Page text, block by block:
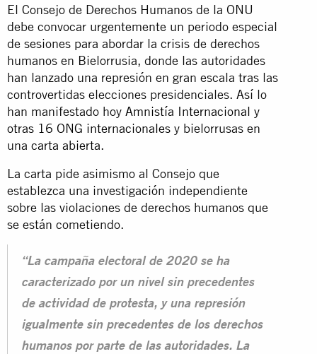
El Consejo de Derechos Humanos de la ONU
debe convocar urgentemente un periodo especial
de sesiones para abordar la crisis de derechos
humanos en Bielorrusia, donde las autoridades
han lanzado una represión en gran escala tras las
controvertidas elecciones presidenciales. Así lo
han manifestado hoy Amnistía Internacional y
otras 16 ONG internacionales y bielorrusas en
una carta abierta.
La carta pide asimismo al Consejo que
establezca una investigación independiente
sobre las violaciones de derechos humanos que
se están cometiendo.
“La campaña electoral de 2020 se ha
caracterizado por un nivel sin precedentes
de actividad de protesta, y una represión
igualmente sin precedentes de los derechos
humanos por parte de las autoridades. La